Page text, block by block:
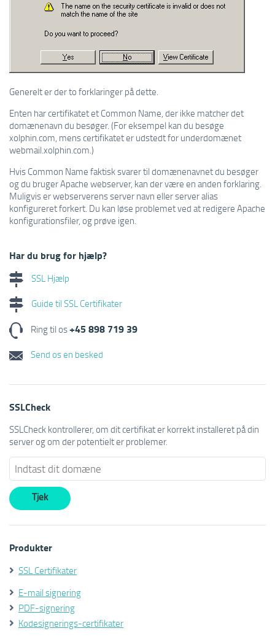
Generelt er der to forklaringer på dette.
Enten har certifikatet et Common Name, der ikke matcher det
domænenavn du besøger. (For eksempel kan du besøge
xolphin.com, mens certifikatet er udstedt for underdomænet
webmail.xolphin.com.)
Hvis Common Name faktisk svarer til domænenavnet du besøger
og du bruger Apache webserver, kan der være en anden forklaring.
Muligvis er webserverens server navn eller server alias
konfigureret forkert. Du kan løse problemet ved at redigere Apache
konfigurationsfiler, og prøve igen.
Har du brug for hjælp?
SSL Hjælp
Guide til SSL Certifikater
Ring til os+45 898 719 39
Send os en besked
SSLCheck
SSLCheck kontrollerer, om dit certifikat er korrekt installeret på din
server og om der potentielt er problemer.
Produkter
SSL Certifikater
E-mail signering
PDF-signering
Kodesignerings-certifikater